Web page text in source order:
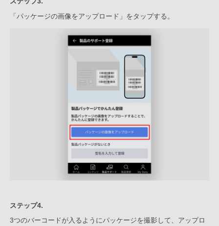
「パッケージの画像をアップロード」をタップする。
ステップ4.
3つのバーコードが入るようにパッケージを撮影して、アップロ